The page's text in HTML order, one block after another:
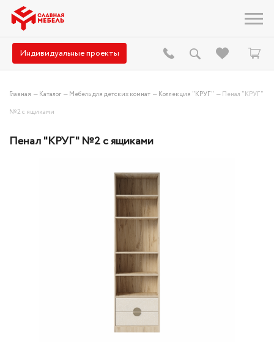
Индивидуальные проекты
Главная —Каталог —Мебель для детских комнат —Коллекция "КРУГ" —Пенал "КРУГ"
№2 с ящиками
Пенал "КРУГ" №2 с ящиками